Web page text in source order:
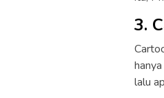
3.
lalu